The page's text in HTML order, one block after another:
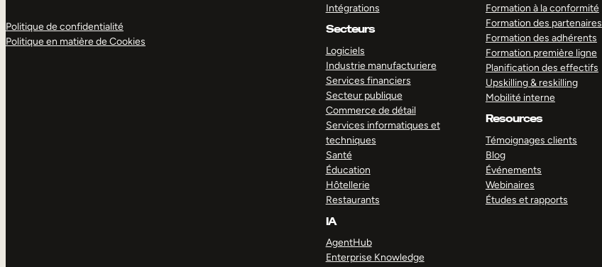
Politique de confidentialité
Politique en matière de Cookies
Intégrations
Secteurs
Logiciels
Industrie manufacturiere
Services financiers
Secteur publique
Commerce de détail
Services informatiques et
techniques
Santé
Éducation
Hôtellerie
Restaurants
IA
AgentHub
Enterprise Knowledge
Formation à la conformité
Formation des partenaires
Formation des adhérents
Formation première ligne
Planification des effectifs
Upskilling & reskilling
Mobilité interne
Resources
Témoignages clients
Blog
Événements
Webinaires
Études et rapports